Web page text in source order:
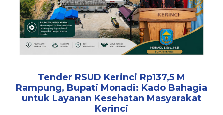
Tender RSUD Kerinci Rp137,5 M
Rampung, Bupati Monadi: Kado Bahagia
untuk Layanan Kesehatan Masyarakat
Kerinci